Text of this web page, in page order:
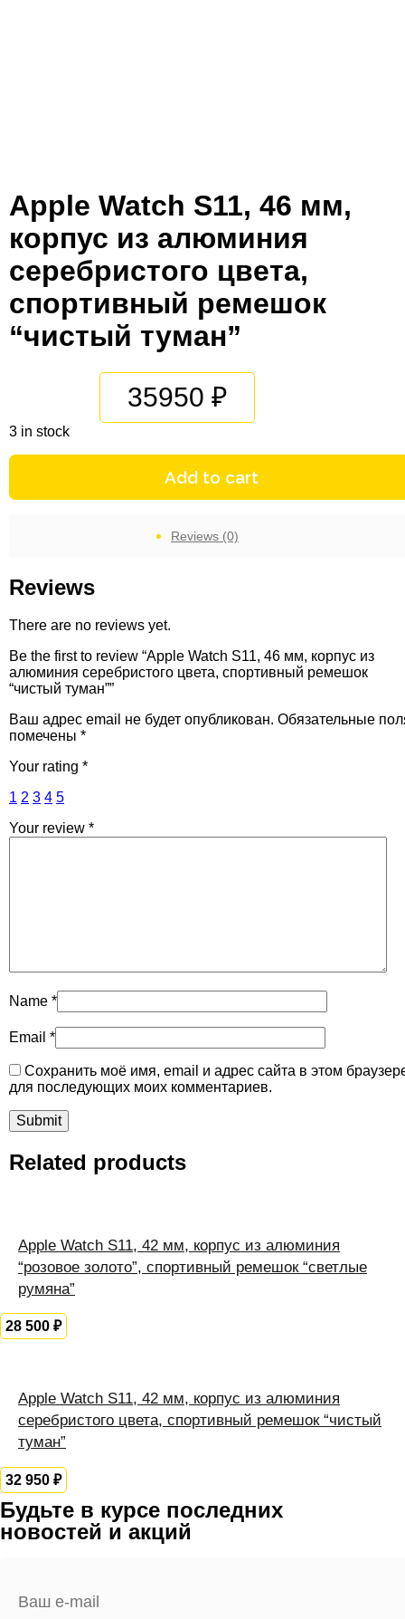
Apple Watch S11, 46 мм,
корпус из алюминия
серебристого цвета,
спортивный ремешок
“чистый туман”
35950
3 in stock
Add to cart
Reviews (0)
Reviews
There are no reviews yet.
Be the first to review “Apple Watch S11, 46 мм, корпус из
алюминия серебристого цвета, спортивный ремешок
“чистый туман””
Ваш адрес email не будет опубликован. Обязательные
помечены *
Your rating *
1 2 3 4 5
Your review *
Name *
Email *
Сохранить моё имя, email и адрес сайта в этом
для последующих моих комментариев.
Related products
Apple Watch S11, 42 мм, корпус из алюминия
“розовое золото”, спортивный ремешок “светлые
румяна”
28 500 ₽
Apple Watch S11, 42 мм, корпус из алюминия
серебристого цвета, спортивный ремешок “чистый
туман”
32 950 ₽
Будьте в курсе последних
новостей и акций